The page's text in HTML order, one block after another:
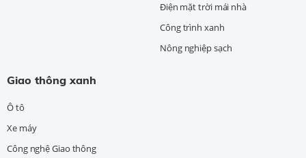
Điện mặt trời mái nhà
Công trình xanh
Nông nghiệp sạch
Giao thông xanh
Ô tô
Xe máy
Công nghệ Giao thông